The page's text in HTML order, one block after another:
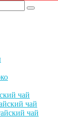
чай
чай
чай